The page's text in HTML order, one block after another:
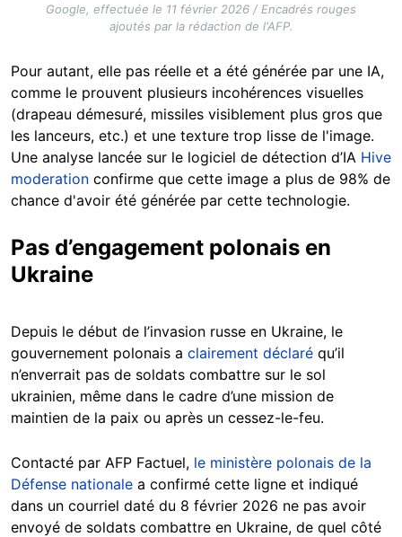
Google, effectuée le 11 février 2026 / Encadrés rouges
ajoutés par la rédaction de l'AFP.
Pour autant, elle pas réelle et a été générée par une IA,
comme le prouvent plusieurs incohérences visuelles
(drapeau démesuré, missiles visiblement plus gros que
les lanceurs, etc.) et une texture trop lisse de l'image.
Une analyse lancée sur le logiciel de détection d’IA Hive
moderation confirme que cette image a plus de 98% de
chance d'avoir été générée par cette technologie.
Pas d’engagement polonais en
Ukraine
Depuis le début de l’invasion russe en Ukraine, le
gouvernement polonais a clairement déclaré qu’il
n’enverrait pas de soldats combattre sur le sol
ukrainien, même dans le cadre d’une mission de
maintien de la paix ou après un cessez-le-feu.
Contacté par AFP Factuel, le ministère polonais de la
Défense nationale a confirmé cette ligne et indiqué
dans un courriel daté du 8 février 2026 ne pas avoir
envoyé de soldats combattre en Ukraine, de quel côté